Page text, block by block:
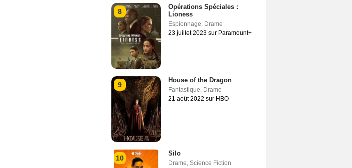
8
Opérations Spéciales :
Lioness
Espionnage, Drame
23 juillet 2023 sur Paramount+
9
House of the Dragon
Fantastique, Drame
21 août 2022 sur HBO
10
Silo
Drame, Science Fiction